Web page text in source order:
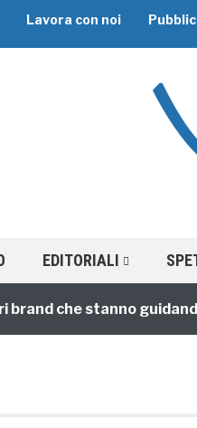
Lavora con noi
EDITORIALI
che stanno guidando il